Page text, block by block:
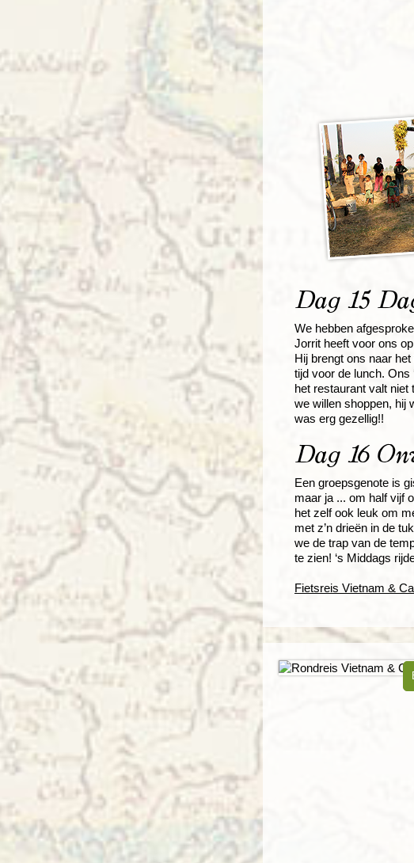
Dag 15
We hebben
Jorrit heeft voor ons
Hij brengt ons naar
tijd voor de lunch. Ons
het restaurant valt niet
we willen shoppen, hij
was erg gezellig!!
Dag 16
Een groepsgenote is
maar ja ... om half vijf
het zelf ook leuk om
met z’n drieën in de
we de trap van de
te zien! ‘s Middags
Fietsreis Vietnam &